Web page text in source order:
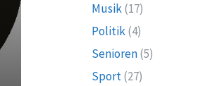
Musik(17)
Politik(4)
Senioren(5)
Sport(27)